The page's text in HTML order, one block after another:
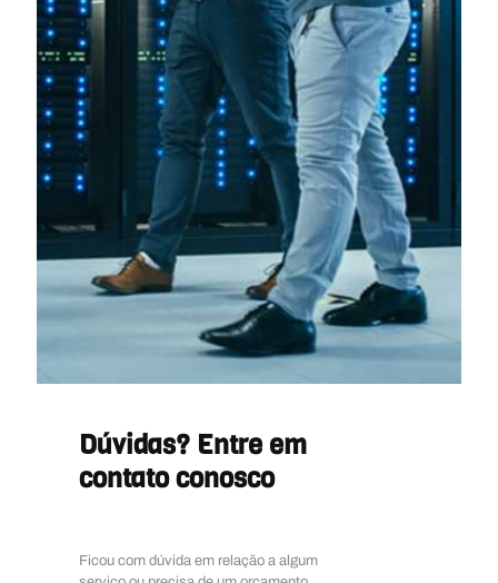
Dúvidas? Entre em
contato conosco
Ficou com dúvida em relação a algum